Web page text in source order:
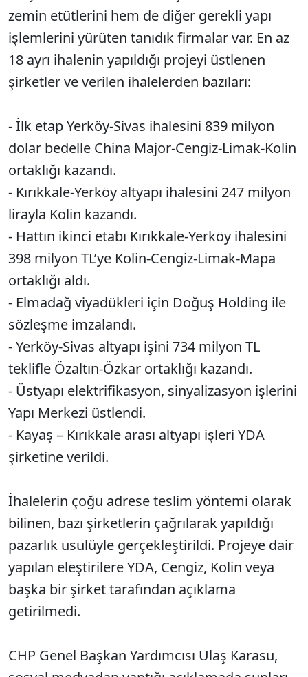
zemin etütlerini hem de diğer gerekli yapı
işlemlerini yürüten tanıdık firmalar var. En az
18 ayrı ihalenin yapıldığı projeyi üstlenen
şirketler ve verilen ihalelerden bazıları:
- İlk etap Yerköy-Sivas ihalesini 839 milyon
dolar bedelle China Major-Cengiz-Limak-Kolin
ortaklığı kazandı.
- Kırıkkale-Yerköy altyapı ihalesini 247 milyon
lirayla Kolin kazandı.
- Hattın ikinci etabı Kırıkkale-Yerköy ihalesini
398 milyon TL’ye Kolin-Cengiz-Limak-Mapa
ortaklığı aldı.
- Elmadağ viyadükleri için Doğuş Holding ile
sözleşme imzalandı.
- Yerköy-Sivas altyapı işini 734 milyon TL
teklifle Özaltın-Özkar ortaklığı kazandı.
- Üstyapı elektrifikasyon, sinyalizasyon işlerini
Yapı Merkezi üstlendi.
- Kayaş – Kırıkkale arası altyapı işleri YDA
şirketine verildi.
İhalelerin çoğu adrese teslim yöntemi olarak
bilinen, bazı şirketlerin çağrılarak yapıldığı
pazarlık usulüyle gerçekleştirildi. Projeye dair
yapılan eleştirilere YDA, Cengiz, Kolin veya
başka bir şirket tarafından açıklama
getirilmedi.
CHP Genel Başkan Yardımcısı Ulaş Karasu,